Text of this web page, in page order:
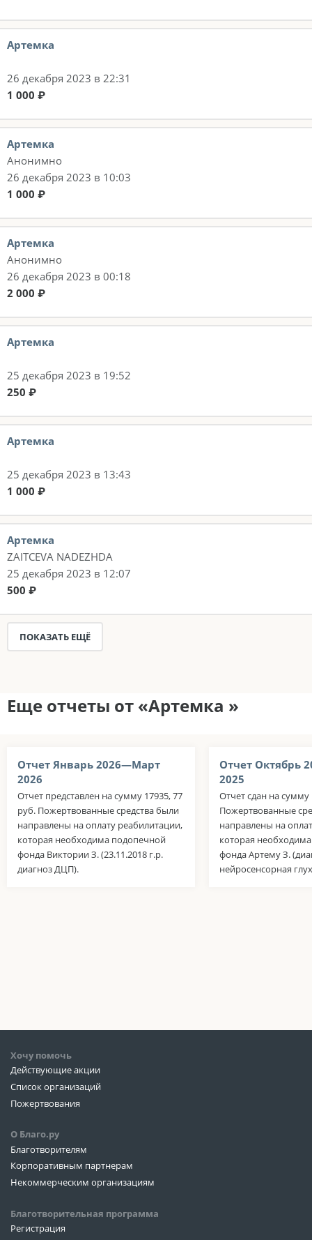
Артемка
26 декабря 2023 в 22:31
1 000 ₽
Артемка
Анонимно
26 декабря 2023 в 10:03
1 000 ₽
Артемка
Анонимно
26 декабря 2023 в 00:18
2 000 ₽
Артемка
25 декабря 2023 в 19:52
250 ₽
Артемка
25 декабря 2023 в 13:43
1 000 ₽
Артемка
ZAITCEVA NADEZHDA
25 декабря 2023 в 12:07
500 ₽
ПОКАЗАТЬ ЕЩЁ
Еще отчеты от «Артемка »
Отчет Январь 2026—Март
2026
Отчет представлен на сумму 17935, 77
руб. Пожертвованные средства были
направлены на оплату реабилитации,
которая необходима подопечной
фонда Виктории З. (23.11.2018 г.р.
диагноз ДЦП).
Отчет Октябрь
2025
Отчет сдан на сумму
Пожертвованные
направлены на
которая
фонда Артему З.
нейросенсорная
Хочу помочь
Действующие акции
Список организаций
Пожертвования
О Благо.ру
Благотворителям
Корпоративным партнерам
Некоммерческим организациям
Благотворительная программа
Регистрация